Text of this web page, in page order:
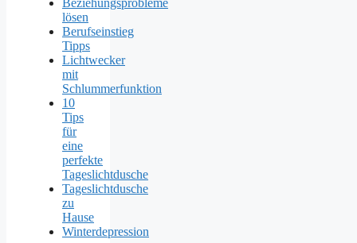
Beziehungsprobleme
lösen
Berufseinstieg
Tipps
Lichtwecker
mit
Schlummerfunktion
10
Tips
für
eine
perfekte
Tageslichtdusche
Tageslichtdusche
zu
Hause
Winterdepression